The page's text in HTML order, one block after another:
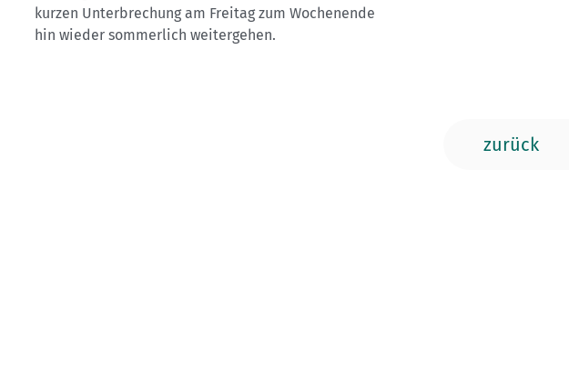
kurzen Unterbrechung am Freitag zum Wochenende
hin wieder sommerlich weitergehen.
zurück